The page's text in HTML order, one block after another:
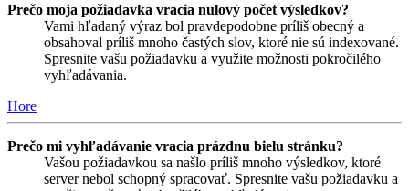
Prečo moja požiadavka vracia nulový počet výsledkov?
Vami hľadaný výraz bol pravdepodobne príliš obecný a
obsahoval príliš mnoho častých slov, ktoré nie sú indexované.
Spresnite vašu požiadavku a využite možnosti pokročilého
vyhľadávania.
Hore
Prečo mi vyhľadávanie vracia prázdnu bielu stránku?
Vašou požiadavkou sa našlo príliš mnoho výsledkov, ktoré
server nebol schopný spracovať. Spresnite vašu požiadavku a